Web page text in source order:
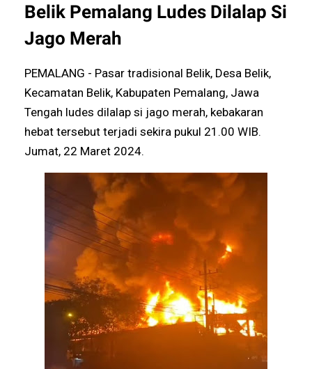
Belik Pemalang Ludes Dilalap Si
Jago Merah
PEMALANG - Pasar tradisional Belik, Desa Belik,
Kecamatan Belik, Kabupaten Pemalang, Jawa
Tengah ludes dilalap si jago merah, kebakaran
hebat tersebut terjadi sekira pukul 21.00 WIB.
Jumat, 22 Maret 2024.